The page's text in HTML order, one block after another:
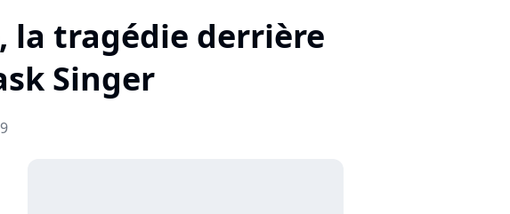
la tragédie derrière
Singer